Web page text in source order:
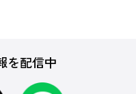
を配信中